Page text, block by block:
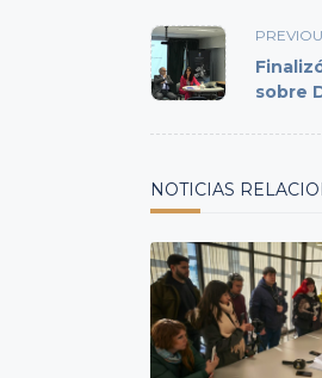
<span
class="nav-
subtitle
sobre
NOTICIAS